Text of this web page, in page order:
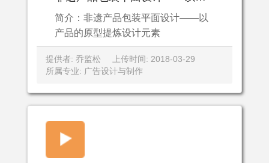
简介：非遗产品包装平面设计——以
产品的原型提炼设计元素
提供者: 乔监松
上传时间: 2018-03-29
所属专业: 广告设计与制作